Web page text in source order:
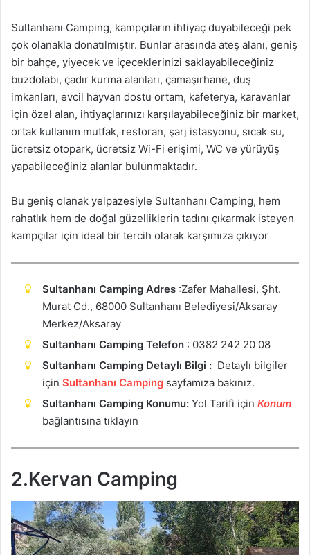
Sultanhanı Camping, kampçıların ihtiyaç duyabileceği pek
çok olanakla donatılmıştır. Bunlar arasında ateş alanı, geniş
bir bahçe, yiyecek ve içeceklerinizi saklayabileceğiniz
buzdolabı, çadır kurma alanları, çamaşırhane, duş
imkanları, evcil hayvan dostu ortam, kafeterya, karavanlar
için özel alan, ihtiyaçlarınızı karşılayabileceğiniz bir market,
ortak kullanım mutfak, restoran, şarj istasyonu, sıcak su,
ücretsiz otopark, ücretsiz Wi-Fi erişimi, WC ve yürüyüş
yapabileceğiniz alanlar bulunmaktadır.
Bu geniş olanak yelpazesiyle Sultanhanı Camping, hem
rahatlık hem de doğal güzelliklerin tadını çıkarmak isteyen
kampçılar için ideal bir tercih olarak karşımıza çıkıyor
Sultanhanı Camping Adres :Zafer Mahallesi, Şht.
Murat Cd., 68000 Sultanhanı Belediyesi/Aksaray
Merkez/Aksaray
Sultanhanı Camping Telefon : 0382 242 20 08
Sultanhanı Camping Detaylı Bilgi : Detaylı bilgiler
için Sultanhanı Camping sayfamıza bakınız.
Sultanhanı Camping Konumu: Yol Tarifi için Konum
bağlantısına tıklayın
2.Kervan Camping